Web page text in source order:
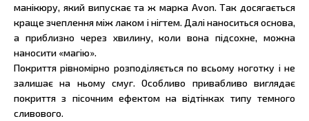
манікюру, який випускає та ж марка Avon. Так досягається
краще зчеплення між лаком і нігтем. Далі наноситься основа,
а приблизно через хвилину, коли вона підсохне, можна
наносити «магію».
Покриття рівномірно розподіляється по всьому ноготку і не
залишає на ньому смуг. Особливо привабливо виглядає
покриття з пісочним ефектом на відтінках типу темного
сливового.